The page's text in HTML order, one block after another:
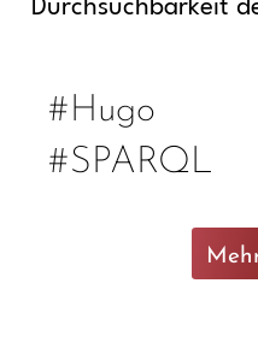
Durchsuchbarkeit
#Hugo
#SPARQL